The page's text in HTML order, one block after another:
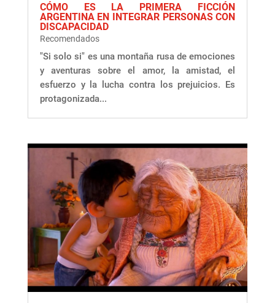
CÓMO ES LA PRIMERA FICCIÓN
ARGENTINA EN INTEGRAR PERSONAS CON
DISCAPACIDAD
Recomendados
"Si solo si" es una montaña rusa de emociones
y aventuras sobre el amor, la amistad, el
esfuerzo y la lucha contra los prejuicios. Es
protagonizada...